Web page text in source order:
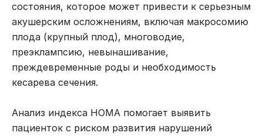
состояния, которое может привести к серьезным
акушерским осложнениям, включая макросомию
плода (крупный плод), многоводие,
преэклампсию, невынашивание,
преждевременные роды и необходимость
кесарева сечения.
Анализ индекса HOMA помогает выявить
пациенток с риском развития нарушений